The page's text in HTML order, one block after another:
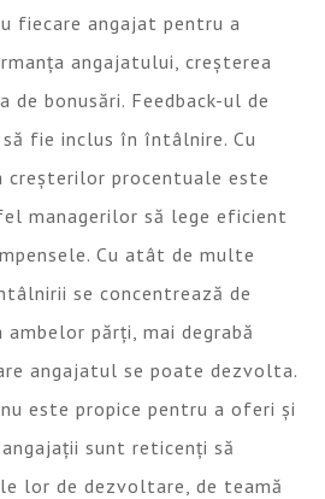
fiecare angajat pentru a
angajatului, creșterea
de bonusări. Feedback-ul de
fie inclus în întâlnire. Cu
creșterilor procentuale este
managerilor să lege eficient
Cu atât de multe
se concentrează de
părți, mai degrabă
angajatul se poate dezvolta.
este propice pentru a oferi și
sunt reticenți să
lor de dezvoltare, de teamă